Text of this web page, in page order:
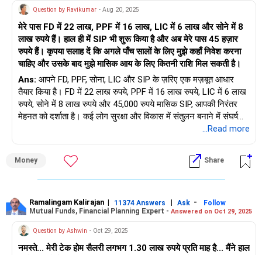
Emergency Fund Planning
Maintain 12 months of total expenses as emergency fund.
Include school fees, household spends, travel costs, etc.
Rs. 25–30 lakhs can be parked as emergency reserve.
Use ultra-short debt mutual funds or sweep-in fixed
deposits.
Emergency fund gives mental comfort during uncertainty.
Reassess and top up if needed.
Review and Reallocate ULIP
ULIP often has higher charges than mutual funds.
– आप अटल पेंशन योजना (APY) में 577 रुपये का योगदान करते हैं।
– आपके पास 7 लाख रुपये के इक्विटी निवेश हैं।
– आप पर कोई ऋण या EMI नहीं है।
यह एक स्वस्थ स्थिति है। आपकी निश्चित देनदारियाँ कम हैं। इससे आपको
बेहतर योजना बनाने की गुंजाइश मिलती है।
● पारिवारिक ज़िम्मेदारियाँ और भविष्य की ज़रूरतें
आप विवाहित हैं और आपकी एक साल की बेटी है। उसकी शिक्षा, विवाह और
आपकी सेवानिवृत्ति तीन प्रमुख लक्ष्य हैं। आपको इन लक्ष्यों को ध्यान में रखकर
- शिक्षा का खर्च तेज़ी से बढ़ रहा है।
- शिक्षा में मुद्रास्फीति लगभग 9-10% है।
- सेवानिवृत्ति एक अनिवार्य लक्ष्य है।
- आपको 60 वर्ष की आयु तक एक ठोस सेवानिवृत्ति निधि बनाने की आवश्यकता
है।
आइए अब प्रत्येक भाग पर एक नज़र डालें।
Question by Ravikumar - Aug 20, 2025
मेरे पास FD में 22 लाख, PPF में 16 लाख, LIC में 6 लाख और सोने में 8
लाख रुपये हैं। हाल ही में SIP भी शुरू किया है और अब मेरे पास 45 हज़ार
रुपये हैं। कृपया सलाह दें कि अगले पाँच सालों के लिए मुझे कहाँ निवेश करना
चाहिए और उसके बाद मुझे मासिक आय के लिए कितनी राशि मिल सकती है।
Ans: आपने FD, PPF, सोना, LIC और SIP के ज़रिए एक मज़बूत आधार
तैयार किया है। FD में 22 लाख रुपये, PPF में 16 लाख रुपये, LIC में 6 लाख
रुपये, सोने में 8 लाख रुपये और 45,000 रुपये मासिक SIP, आपकी निरंतर
मेहनत को दर्शाता है। कई लोग सुरक्षा और विकास में संतुलन बनाने में संघर्ष
करते हैं, लेकिन आप पहले से ही दोनों को बनाए हुए हैं। अब ध्यान अगले पाँच
होना चाहिए। आइए सभी पहलुओं पर गौर करें।
"वर्तमान परिसंपत्ति आवंटन"
सावधि जमा: बैंक में 22 लाख रुपये रखे हैं। इससे सुरक्षा मिलती है, लेकिन
रिटर्न कम मिलता है।
PPF: 16 लाख रुपये। यह सुरक्षित, कर-मुक्त है, लेकिन परिपक्वता तक लॉक
है।
...Read more
Money Share
Ramalingam Kalirajan | 11374 Answers | Ask -
Follow
Mutual Funds, Financial Planning Expert - Answered on Oct 29, 2025
Question by Ashwin - Oct 29, 2025
नमस्ते... मेरी टेक होम सैलरी लगभग 1.30 लाख रुपये प्रति माह है... मैंने हाल